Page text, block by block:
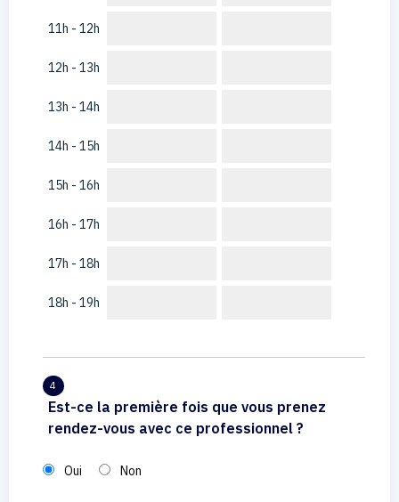
11h - 12h
12h - 13h
13h - 14h
14h - 15h
15h - 16h
16h - 17h
17h - 18h
18h - 19h
4
Est-ce la première fois que vous prenez
rendez-vous avec ce professionnel ?
Oui Non